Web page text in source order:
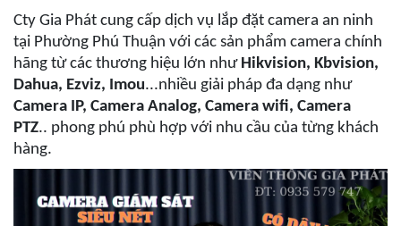
Cty Gia Phát cung cấp dịch vụ lắp đặt camera an ninh
tại Phường Phú Thuận với các sản phẩm camera chính
hãng từ các thương hiệu lớn như Hikvision, Kbvision,
Dahua, Ezviz, Imou...nhiều giải pháp đa dạng như
Camera IP, Camera Analog, Camera wifi, Camera
PTZ.. phong phú phù hợp với nhu cầu của từng khách
hàng.